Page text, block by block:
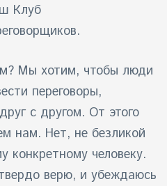
Клуб
Мы хотим, чтобы люди
переговоры,
с другом. От этого
нам. Нет, не безликой
конкретному человеку.
верю, и убеждаюсь